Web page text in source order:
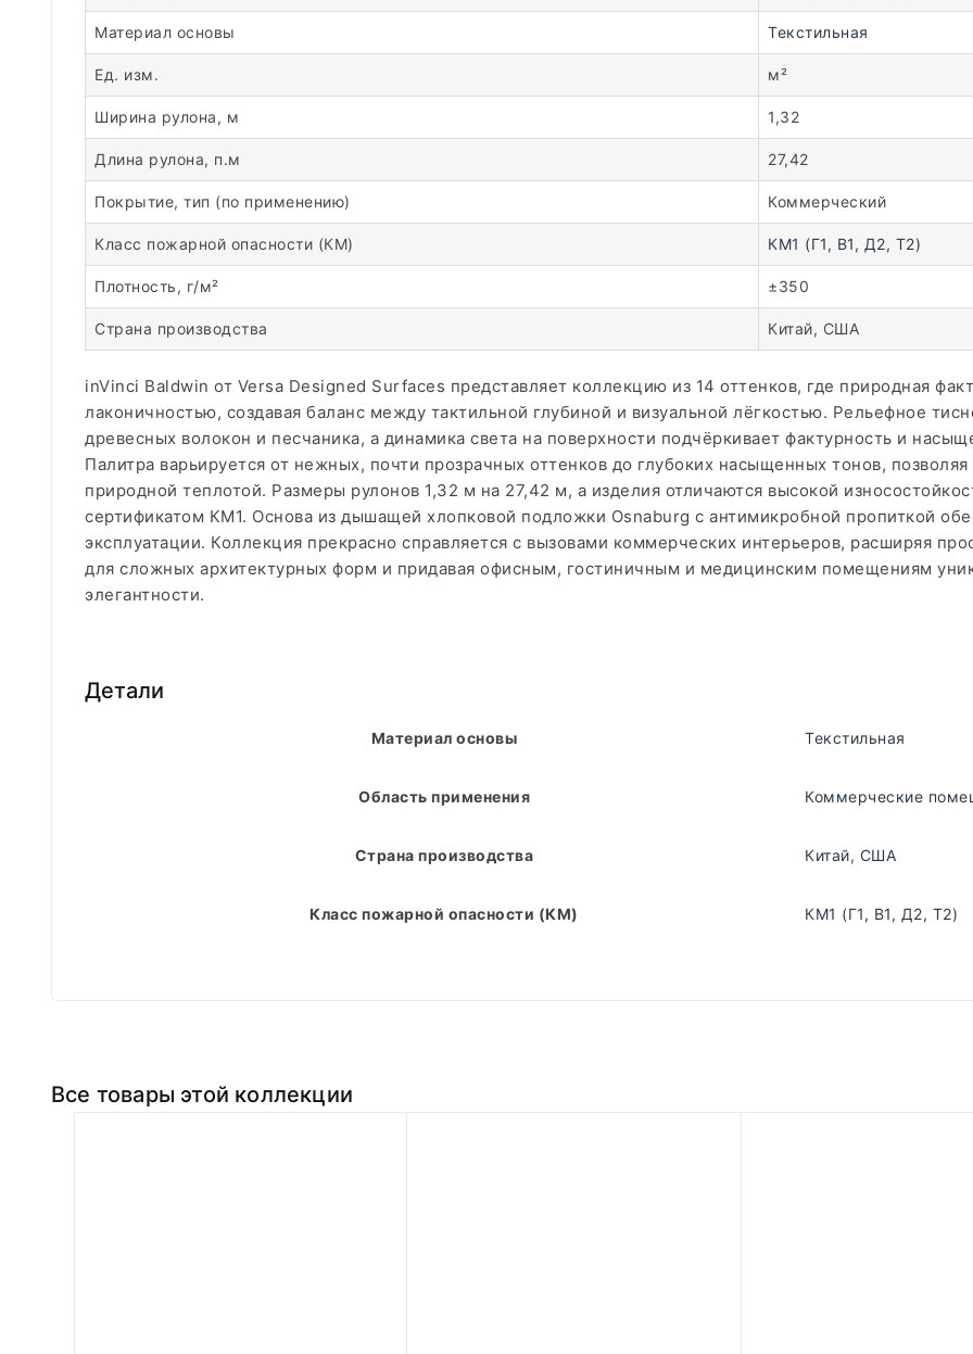
Материал основы Текстильная
Ед. изм. м²
Ширина рулона, м 1,32
Длина рулона, п.м 27,42
Покрытие, тип (по применению) Коммерческий
Класс пожарной опасности (КМ) КМ1 (Г1, В1, Д2, Т2)
Плотность, г/м² ±350
Страна производства Китай, США
inVinci Baldwin от Versa Designed Surfaces представляет коллекцию из 14 оттенков, где природная
лаконичностью, создавая баланс между тактильной глубиной и визуальной лёгкостью. Рельефное
древесных волокон и песчаника, а динамика света на поверхности подчёркивает фактурность и
Палитра варьируется от нежных, почти прозрачных оттенков до глубоких насыщенных тонов,
природной теплотой. Размеры рулонов 1,32 м на 27,42 м, а изделия отличаются высокой
сертификатом КМ1. Основа из дышащей хлопковой подложки Osnaburg с антимикробной пропиткой
эксплуатации. Коллекция прекрасно справляется с вызовами коммерческих интерьеров, расширяя
для сложных архитектурных форм и придавая офисным, гостиничным и медицинским помещениям
элегантности.
Детали
Материал основы Текстильная
Область применения Коммерческие
Страна производства Китай, США
Класс пожарной опасности (КМ) КМ1 (Г1, В1, Д2, Т2)
Все товары этой коллекции